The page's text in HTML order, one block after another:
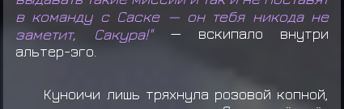
в команду с Саске — он тебя никода не
заметит, Сакура!"— вскипало внутри
альтер-эго.
Куноичи лишь тряхнула розовой копной,